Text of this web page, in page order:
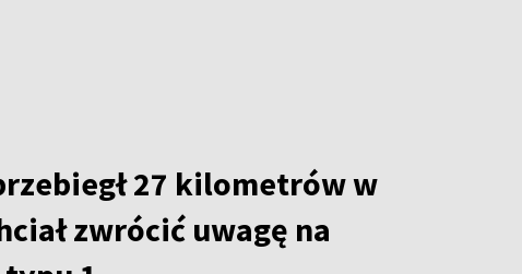
27 kilometrów w
zwrócić uwagę na